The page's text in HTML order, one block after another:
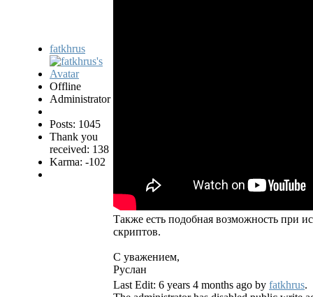
fatkhrus
Offline
Administrator
Posts: 1045
Thank you
received: 138
Karma: -102
Также есть подобная возможность при
скриптов.
С уважением,
Руслан
Last Edit: 6 years 4 months ago by fatkhrus.